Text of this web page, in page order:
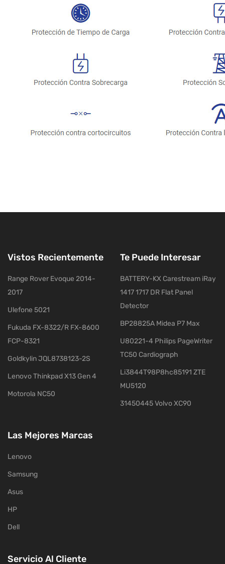
Vistos Recientemente
Range Rover Evoque 2014-
2017
Ulefone 5021
Fukuda FX-8322/R FX-8600
FCP-8321
Goldkylin JQL8738123-2S
Lenovo Thinkpad X13 Gen 4
Motorola NC50
Te Puede Interesar
BATTERY-KX Carestream iRay
1417 1717 DR Flat Panel
Detector
BP28825A Midea P7 Max
U80221-4 Philips PageWriter
TC50 Cardiograph
Li3844T98P8hc85191 ZTE
MU5120
31450445 Volvo XC90
Las Mejores Marcas
Lenovo
Samsung
Asus
HP
Dell
Servicio Al Cliente